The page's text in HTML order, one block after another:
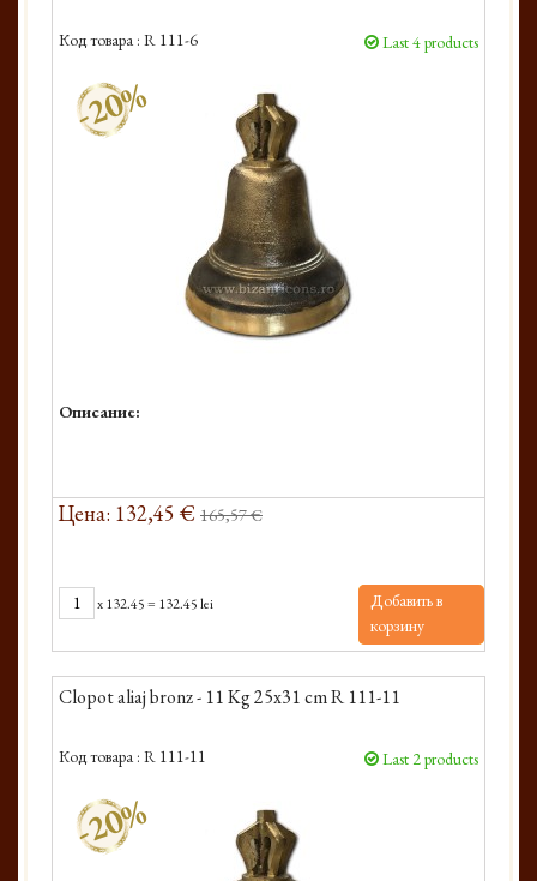
Код товара : R 111-6 Last 4 products
-20%
Описание:
Цена: 132,45 € 165,57 €
x132.45= 132.45 lei
Добавить в
корзину
Clopot aliaj bronz - 11 Kg 25x31 cm R 111-11
Код товара : R 111-11 Last 2 products
-20%